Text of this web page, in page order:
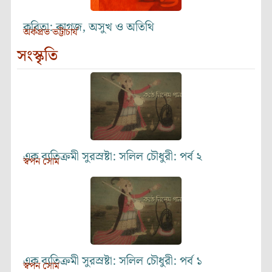
কবিতা: কাগজ, অসুখ ও অতিথি
অর্কপ্রভ ভট্টাচার্য
সংস্কৃতি
এক ব্যতিক্রমী সুরস্রষ্টা: সলিল চৌধুরী: পর্ব ২
স্বপন সোম
এক ব্যতিক্রমী সুরস্রষ্টা: সলিল চৌধুরী: পর্ব ১
স্বপন সোম